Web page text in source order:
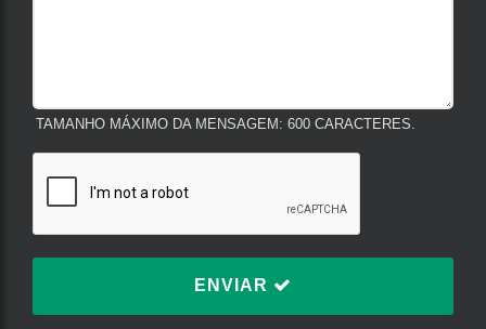
TAMANHO MÁXIMO DA MENSAGEM: 600 CARACTERES.
ENVIAR